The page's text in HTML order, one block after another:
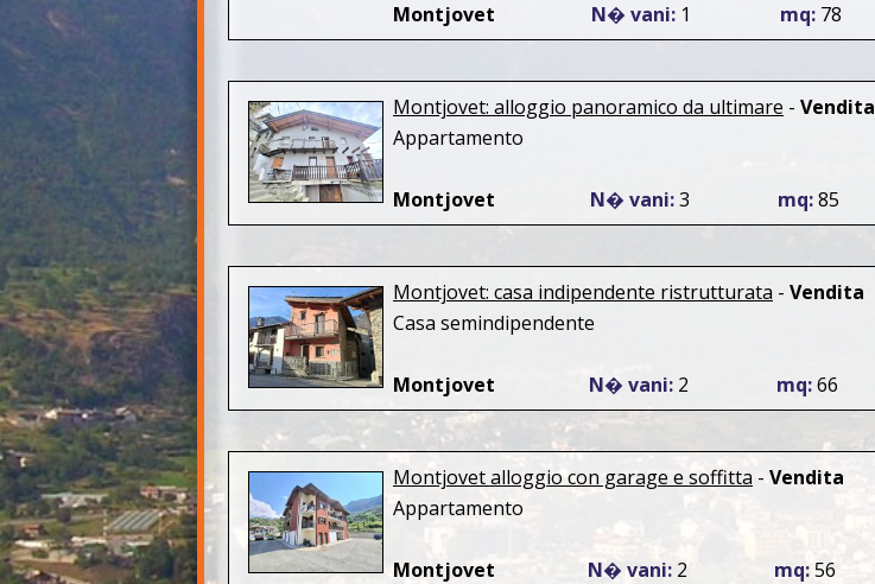
Montjovet N� vani: 1 mq: 78
Montjovet: alloggio panoramico da ultimare - Vendita
Appartamento
Montjovet N� vani:3 mq:85
Montjovet: casa indipendente ristrutturata - Vendita
Casa semindipendente
Montjovet N� vani: 2 mq:66
Montjovet alloggio con garage e soffitta - Vendita
Appartamento
Montjovet N� vani: 2 mq:56